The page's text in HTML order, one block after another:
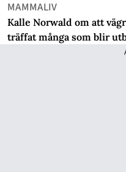
MAMMALIV
Kalle Norwald om att
träffat många som blir